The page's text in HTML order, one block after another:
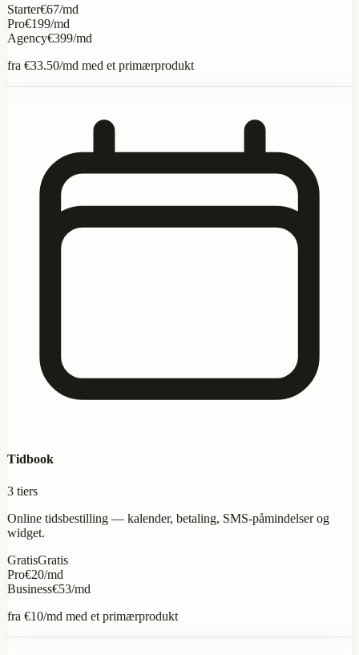
Starter€67/md
Pro€199/md
Agency€399/md
fra €33.50/md med et primærprodukt
Tidbook
3 tiers
Online tidsbestilling — kalender, betaling, SMS-påmindelser og
widget.
GratisGratis
Pro€20/md
Business€53/md
fra €10/md med et primærprodukt